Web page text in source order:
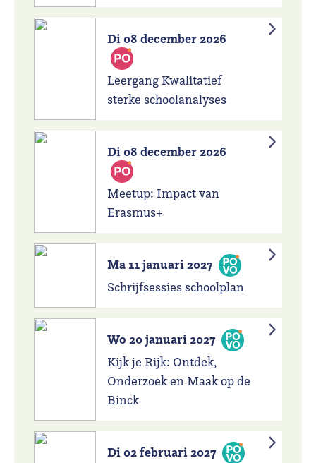
Di 08 december 2026
Leergang Kwalitatief
sterke schoolanalyses
Di 08 december 2026
Meetup: Impact van
Erasmus+
Ma 11 januari 2027
Schrijfsessies schoolplan
Wo 20 januari 2027
Kijk je Rijk: Ontdek,
Onderzoek en Maak op de
Binck
Di 02 februari 2027